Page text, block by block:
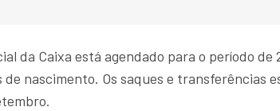
da Caixa está agendado para o período de
nascimento. Os saques e transferências